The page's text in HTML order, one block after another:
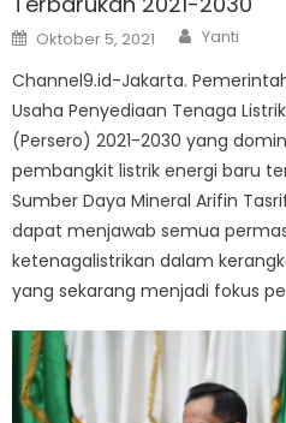
Posted
on
Oktober 5, 2021 Author
Yanti
Channel9.id-Jakarta.
Usaha Penyediaan Tenaga Listrik
(Persero) 2021-2030 yang
pembangkit listrik energi baru
Sumber Daya Mineral Arifin
dapat menjawab semua
ketenagalistrikan dalam
yang sekarang menjadi fokus